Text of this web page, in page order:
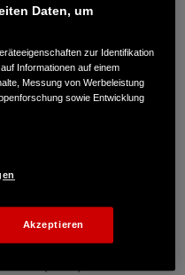
km: kombiniert 4,6−4,8. CO₂-
CO₂-Klasse: C.
km: kombiniert 4,8−5,1. CO₂-
CO₂-Klasse: C-D.
km: kombiniert 5,4. CO₂-
Klasse: D.
km: kombiniert 5,8−5,9. CO₂-
gewichtet,
gewichtet, kombiniert: 59−60.
bei
l/100 km. CO₂-Klasse bei
Daten, um
zur Identifikation
Informationen auf einem
Messung von Werbeleistung
sowie Entwicklung
Akzeptieren